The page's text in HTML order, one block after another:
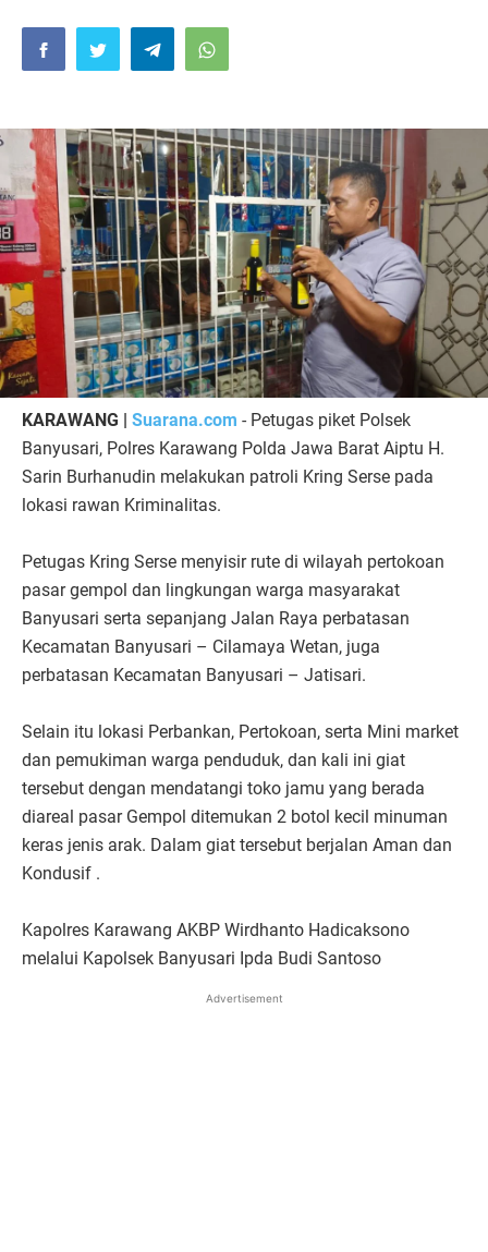
KARAWANG | Suarana.com - Petugas piket Polsek
Banyusari, Polres Karawang Polda Jawa Barat Aiptu H.
Sarin Burhanudin melakukan patroli Kring Serse pada
lokasi rawan Kriminalitas.
Petugas Kring Serse menyisir rute di wilayah pertokoan
pasar gempol dan lingkungan warga masyarakat
Banyusari serta sepanjang Jalan Raya perbatasan
Kecamatan Banyusari – Cilamaya Wetan, juga
perbatasan Kecamatan Banyusari – Jatisari.
Selain itu lokasi Perbankan, Pertokoan, serta Mini market
dan pemukiman warga penduduk, dan kali ini giat
tersebut dengan mendatangi toko jamu yang berada
diareal pasar Gempol ditemukan 2 botol kecil minuman
keras jenis arak. Dalam giat tersebut berjalan Aman dan
Kondusif .
Kapolres Karawang AKBP Wirdhanto Hadicaksono
melalui Kapolsek Banyusari Ipda Budi Santoso
Advertisement